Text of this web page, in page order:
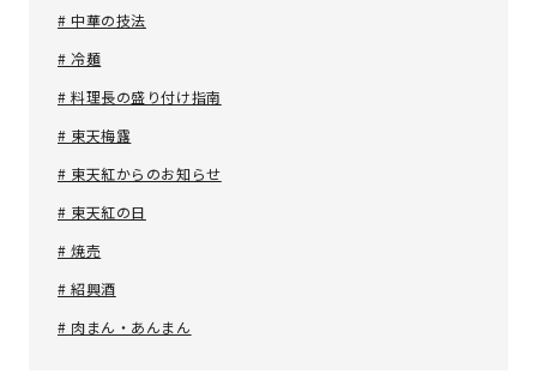
# 中華の技法
# 冷麺
# 料理長の盛り付け指南
# 東天梅露
# 東天紅からのお知らせ
# 東天紅の日
# 焼売
# 紹興酒
# 肉まん・あんまん